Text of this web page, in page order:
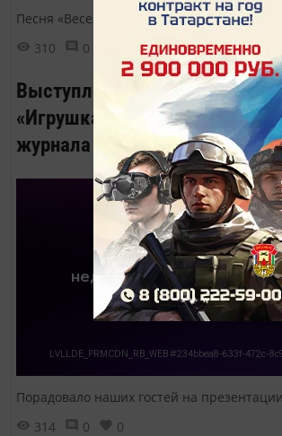
Песня «Веселый барабанщик»
310
0
Выступление ансамбля
«Игрушка» на презентации
журнала
Порадовало наших гостей на
314
0 0